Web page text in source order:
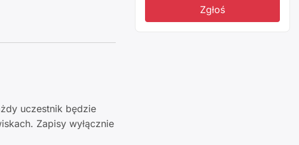
uczestnik będzie
Zapisy wyłącznie
Zgłoś